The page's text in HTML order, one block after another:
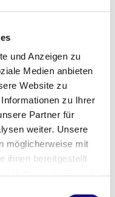
und Anzeigen zu
Medien anbieten
Website zu
zu Ihrer
Partner für
weiter. Unsere
möglicherweise mit
ihnen bereitgestellt